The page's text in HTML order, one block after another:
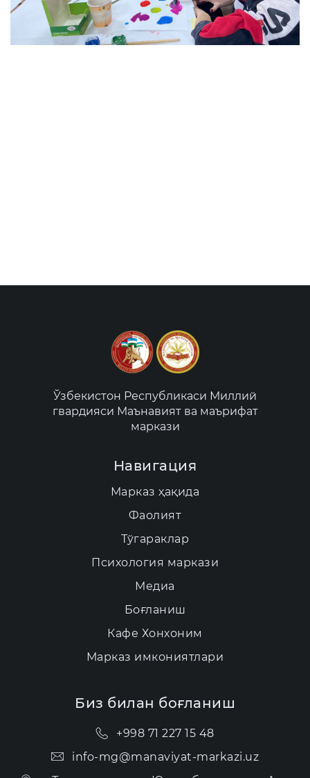
Ўзбекистон Республикаси Миллий
гвардияси Маънавият ва маърифат
маркази
Навигация
Марказ ҳақида
Фаолият
Тўгараклар
Психология маркази
Медиа
Боғланиш
Кафе Хонхоним
Марказ имкониятлари
Биз билан боғланиш
+998 71 227 15 48
info-mg@manaviyat-markazi.uz